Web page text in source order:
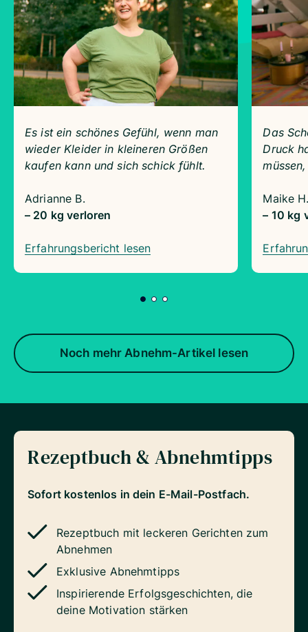
Es ist ein schönes Gefühl, wenn man
wieder Kleider in kleineren Größen
kaufen kann und sich schick fühlt.
Adrianne B.
– 20 kg verloren
Erfahrungsbericht lesen
Das
Druck
Maike
– 10 kg
Noch mehr Abnehm-Artikel lesen
Rezeptbuch & Abnehmtipps
Sofort kostenlos in dein E-Mail-Postfach.
Rezeptbuch mit leckeren Gerichten zum
Abnehmen
Exklusive Abnehmtipps
Inspirierende Erfolgsgeschichten, die
deine Motivation stärken